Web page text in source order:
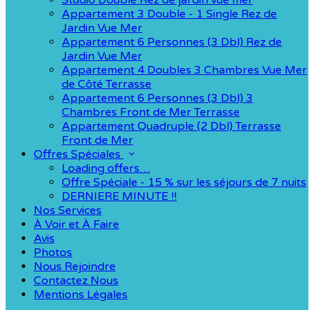
Appartement 3 Double - 1 Single Rez de
Jardin Vue Mer
Appartement 6 Personnes (3 Dbl) Rez de
Jardin Vue Mer
Appartement 4 Doubles 3 Chambres Vue Mer
de Côté Terrasse
Appartement 6 Personnes (3 Dbl) 3
Chambres Front de Mer Terrasse
Appartement Quadruple (2 Dbl) Terrasse
Front de Mer
Offres Spéciales
Loading offers…
Offre Spéciale - 15 % sur les séjours de 7 nuits
DERNIERE MINUTE !!
Nos Services
À Voir et À Faire
Avis
Photos
Nous Rejoindre
Contactez Nous
Mentions Légales